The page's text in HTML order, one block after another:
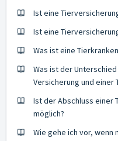
Ist eine
Ist eine
Was ist eine
Was ist der
Versicherung und einer
Ist der Abschluss einer
möglich?
Wie gehe ich vor,